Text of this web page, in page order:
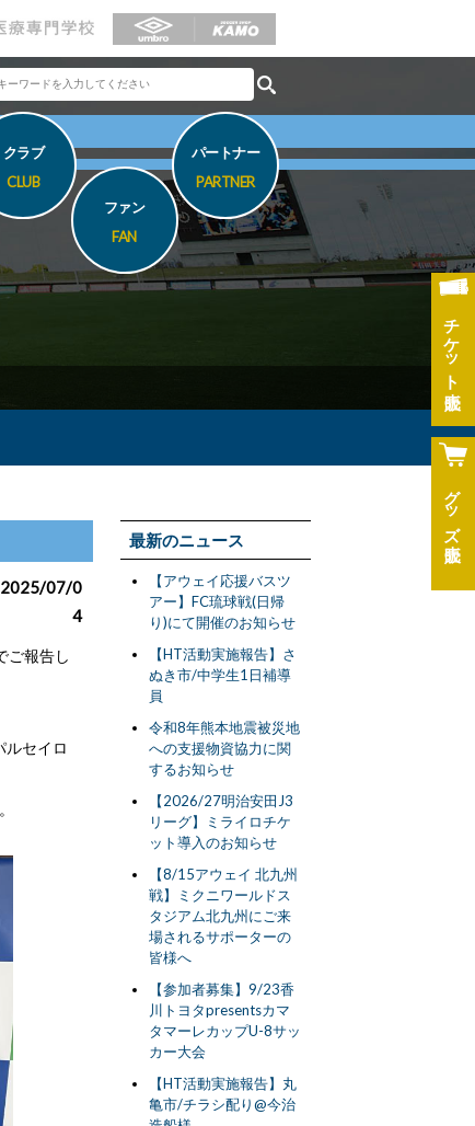
チケット
グッズ
クラブ
CLUB
ファン
FAN
パートナー
PARTNER
2025/07/0
4
ご報告し
ルセイロ
最新のニュース
【アウェイ応援バスツ
アー】FC琉球戦(日帰
り)にて開催のお知らせ
【HT活動実施報告】さ
ぬき市/中学生1日補導
員
令和8年熊本地震被災地
への支援物資協力に関
するお知らせ
【2026/27明治安田J3
リーグ】ミライロチケ
ット導入のお知らせ
【8/15アウェイ 北九州
戦】ミクニワールドス
タジアム北九州にご来
場されるサポーターの
皆様へ
【参加者募集】9/23香
川トヨタpresentsカマ
タマーレカップU-8サッ
カー大会
【HT活動実施報告】丸
亀市/チラシ配り@今治